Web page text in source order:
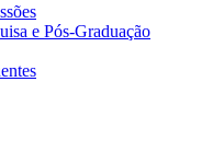
e Pós-Graduação